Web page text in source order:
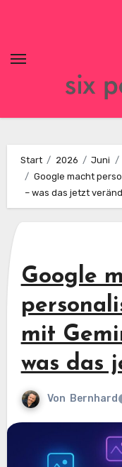
Start 2026 Juni
Google macht
– was das jetzt
Google
mit
was das
Von Bernhard